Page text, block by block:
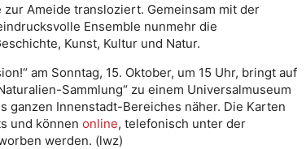
Ameide transloziert. Gemeinsam mit der
Ensemble nunmehr die
Kunst, Kultur und Natur.
am Sonntag, 15. Oktober, um 15 Uhr, bringt auf
Sammlung“ zu einem Universalmuseum
ganzen Innenstadt-Bereiches näher. Die Karten
und können online, telefonisch unter der
werden. (lwz)